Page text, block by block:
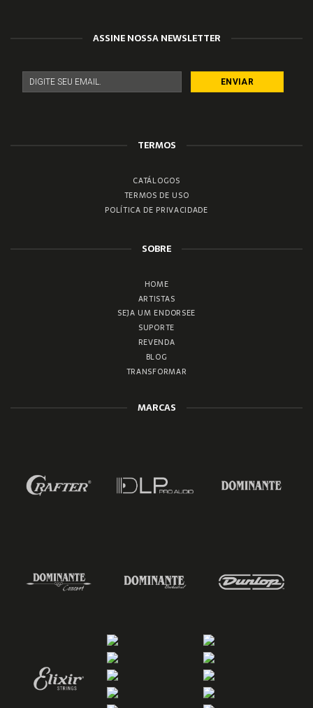
ASSINE NOSSA NEWSLETTER
TERMOS
CATÁLOGOS
TERMOS DE USO
POLÍTICA DE PRIVACIDADE
SOBRE
HOME
ARTISTAS
SEJA UM ENDORSEE
SUPORTE
REVENDA
BLOG
TRANSFORMAR
MARCAS